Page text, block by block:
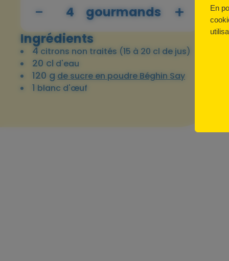
- gourmands +
Ingrédients
4 citrons non traités (15 à 20 cl de jus)
20 cl d'eau
120 g de sucre en poudre Béghin Say
1 blanc d'œuf
En